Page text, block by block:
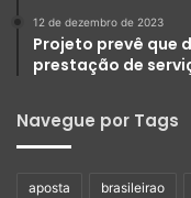
12 de dezembro de 2023
Projeto prevê que
prestação de
Navegue por Tags
aposta brasileirao